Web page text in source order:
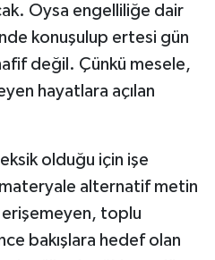
Oysa engelliliğe dair
konuşulup ertesi gün
değil. Çünkü mesele,
hayatlara açılan
olduğu için işe
alternatif metin
erişemeyen, toplu
bakışlara hedef olan